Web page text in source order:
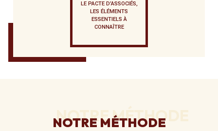
LE PACTE D’ASSOCIÉS,
LES ÉLÉMENTS
ESSENTIELS À
CONNAÎTRE
NOTRE MÉTHODE
NOTRE MÉTHODE